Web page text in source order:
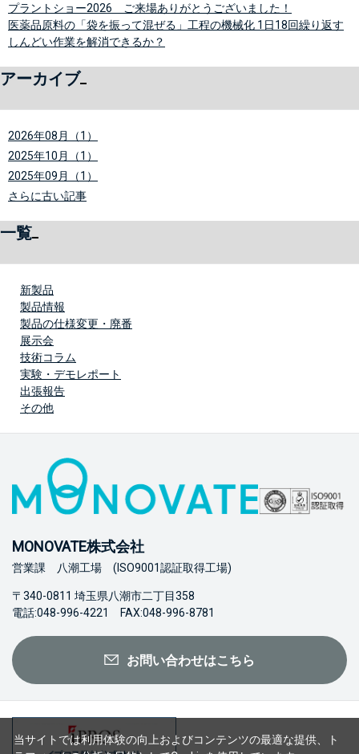
プラントショー2026 ご来場ありがとうございました！
医薬品原料の「袋を振って混ぜる」工程の機械化 1日18回繰り返す
しんどい作業を解消できるか？
アーカイブ
2026年08月（1）
2025年10月（1）
2025年09月（1）
さらに古い記事
一覧
新製品
製品情報
製品の仕様変更・廃番
展示会
技術コラム
実験・デモレポート
出張報告
その他
MONOVATE株式会社
営業課 八潮工場 (ISO9001認証取得工場)
〒340-0811 埼玉県八潮市二丁目358
電話:048-996-4221 FAX:048-996-8781
お問い合わせはこちら
当サイトでは利用体験の向上およびコンテンツの最適な提供、ト